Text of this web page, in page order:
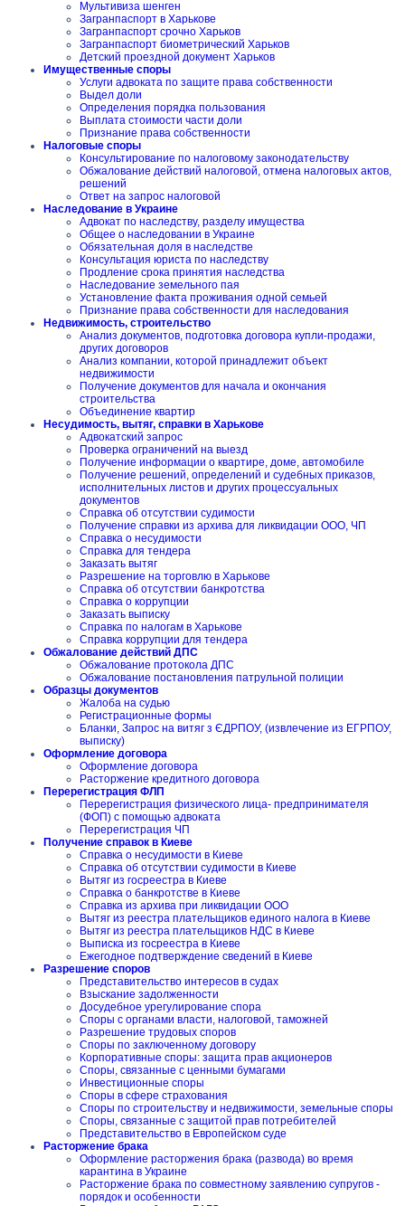
Мультивиза шенген
Загранпаспорт в Харькове
Загранпаспорт срочно Харьков
Загранпаспорт биометрический Харьков
Детский проездной документ Харьков
Имущественные споры
Услуги адвоката по защите права собственности
Выдел доли
Определения порядка пользования
Выплата стоимости части доли
Признание права собственности
Налоговые споры
Консультирование по налоговому законодательству
Обжалование действий налоговой, отмена налоговых актов,
решений
Ответ на запрос налоговой
Наследование в Украине
Адвокат по наследству, разделу имущества
Общее о наследовании в Украине
Обязательная доля в наследстве
Консультация юриста по наследству
Продление срока принятия наследства
Наследование земельного пая
Установление факта проживания одной семьей
Признание права собственности для наследования
Недвижимость, строительство
Анализ документов, подготовка договора купли-продажи,
других договоров
Анализ компании, которой принадлежит объект
недвижимости
Получение документов для начала и окончания
строительства
Объединение квартир
Несудимость, вытяг, справки в Харькове
Адвокатский запрос
Проверка ограничений на выезд
Получение информации о квартире, доме, автомобиле
Получение решений, определений и судебных приказов,
исполнительных листов и других процессуальных
документов
Справка об отсутствии судимости
Получение справки из архива для ликвидации ООО, ЧП
Справка о несудимости
Справка для тендера
Заказать вытяг
Разрешение на торговлю в Харькове
Справка об отсутствии банкротства
Справка о коррупции
Заказать выписку
Справка по налогам в Харькове
Справка коррупции для тендера
Обжалование действий ДПС
Обжалование протокола ДПС
Обжалование постановления патрульной полиции
Образцы документов
Жалоба на судью
Регистрационные формы
Бланки, Запрос на витяг з ЄДРПОУ, (извлечение из ЕГРПОУ,
выписку)
Оформление договора
Оформление договора
Расторжение кредитного договора
Перерегистрация ФЛП
Перерегистрация физического лица- предпринимателя
(ФОП) с помощью адвоката
Перерегистрация ЧП
Получение справок в Киеве
Справка о несудимости в Киеве
Справка об отсутствии судимости в Киеве
Вытяг из госреестра в Киеве
Справка о банкротстве в Киеве
Справка из архива при ликвидации ООО
Вытяг из реестра плательщиков единого налога в Киеве
Вытяг из реестра плательщиков НДС в Киеве
Выписка из госреестра в Киеве
Ежегодное подтверждение сведений в Киеве
Разрешение споров
Представительство интересов в судах
Взыскание задолженности
Досудебное урегулирование спора
Споры с органами власти, налоговой, таможней
Разрешение трудовых споров
Споры по заключенному договору
Корпоративные споры: защита прав акционеров
Споры, связанные с ценными бумагами
Инвестиционные споры
Споры в сфере страхования
Споры по строительству и недвижимости, земельные споры
Споры, связанные с защитой прав потребителей
Представительство в Европейском суде
Расторжение брака
Оформление расторжения брака (развода) во время
карантина в Украине
Расторжение брака по совместному заявлению супругов -
порядок и особенности